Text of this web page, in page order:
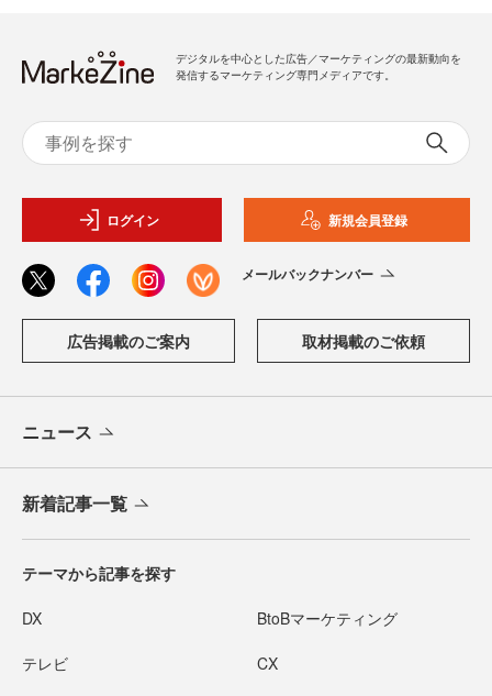
デジタルを中心とした広告／マーケティングの最新動向を
発信するマーケティング専門メディアです。
ログイン 新規会員登録
メールバックナンバー
広告掲載のご案内 取材掲載のご依頼
ニュース
新着記事一覧
テーマから記事を探す
DX BtoBマーケティング
テレビ CX